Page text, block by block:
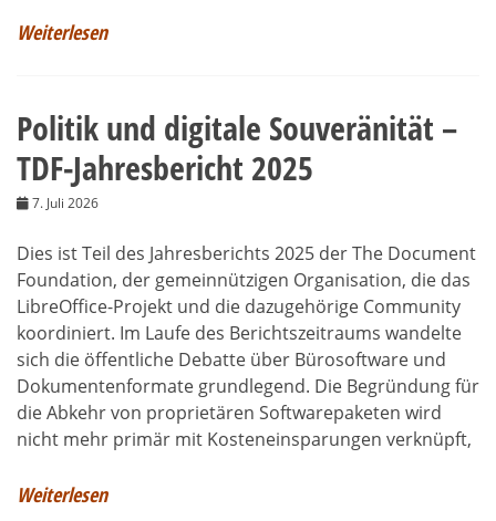
Weiterlesen
Politik und digitale Souveränität –
TDF-Jahresbericht 2025
7. Juli 2026
Dies ist Teil des Jahresberichts 2025 der The Document
Foundation, der gemeinnützigen Organisation, die das
LibreOffice-Projekt und die dazugehörige Community
koordiniert. Im Laufe des Berichtszeitraums wandelte
sich die öffentliche Debatte über Bürosoftware und
Dokumentenformate grundlegend. Die Begründung für
die Abkehr von proprietären Softwarepaketen wird
nicht mehr primär mit Kosteneinsparungen verknüpft,
Weiterlesen